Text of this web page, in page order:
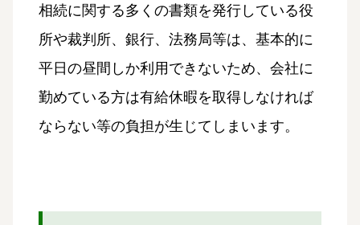
相続に関する多くの書類を発行している役
所や裁判所、銀行、法務局等は、基本的に
平日の昼間しか利用できないため、会社に
勤めている方は有給休暇を取得しなければ
ならない等の負担が生じてしまいます。